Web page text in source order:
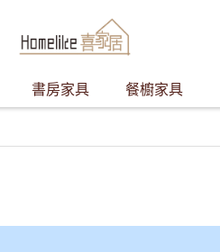
書房家具 餐櫥家具